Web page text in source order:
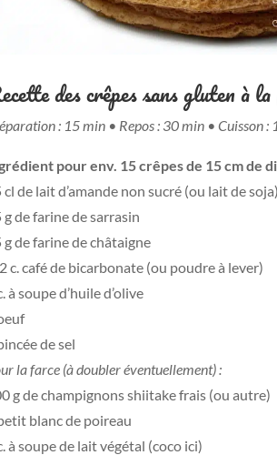
des crêpes sans gluten à
: 15 min • Repos : 30 min • Cuisson :
pour env. 15 crêpes de 15 cm de
cl de lait d’amande non sucré (ou lait de soja)
g de farine de sarrasin
g de farine de châtaigne
c. café de bicarbonate (ou poudre à lever)
à soupe d’huile d’olive
de sel
la farce (à doubler éventuellement) :
g de champignons shiitake frais (ou autre)
blanc de poireau
à soupe de lait végétal (coco ici)